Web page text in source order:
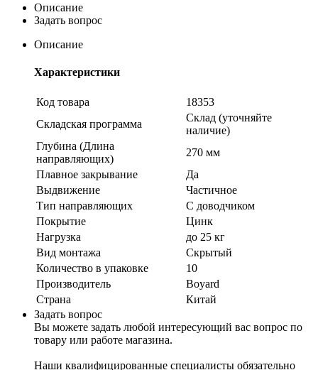
Описание
Задать вопрос
Описание
Характеристики
Код товара
18353
Складская программа
Склад (уточняйте
наличие)
Глубина (Длина
направляющих)
270 мм
Плавное закрывание
Да
Выдвижение
Частичное
Тип направляющих
С доводчиком
Покрытие
Цинк
Нагрузка
до 25 кг
Вид монтажа
Скрытый
Количество в упаковке
10
Производитель
Boyard
Страна
Китай
Задать вопрос
Вы можете задать любой интересующий вас вопрос по
товару или работе магазина.
Наши квалифицированные специалисты обязательно